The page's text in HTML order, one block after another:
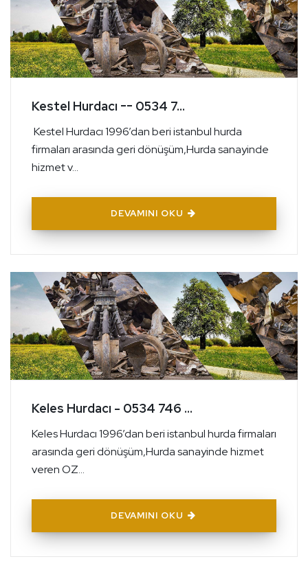
Kestel Hurdacı -- 0534 7...
Kestel Hurdacı 1996’dan beri istanbul hurda
firmaları arasında geri dönüşüm,Hurda sanayinde
hizmet v...
DEVAMINI OKU
Keles Hurdacı - 0534 746 ...
Keles Hurdacı 1996’dan beri istanbul hurda firmaları
arasında geri dönüşüm,Hurda sanayinde hizmet
veren OZ...
DEVAMINI OKU